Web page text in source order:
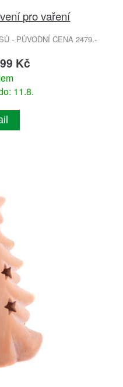
pro vaření
- PŮVODNÍ CENA 2479.-
Kč
11.8.